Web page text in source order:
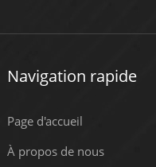
Navigation rapide
Page d'accueil
À propos de nous